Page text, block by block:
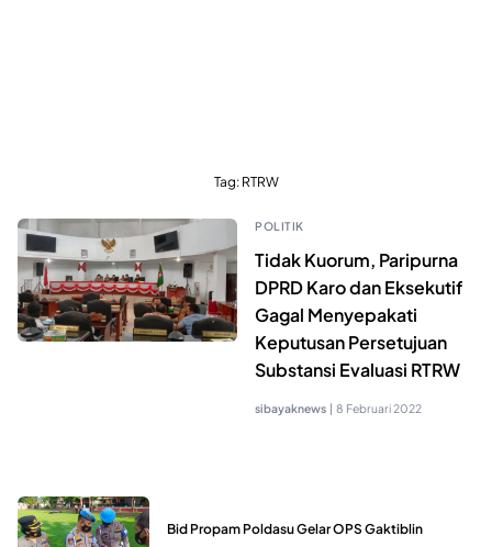
Tag: RTRW
POLITIK
Tidak Kuorum, Paripurna
DPRD Karo dan Eksekutif
Gagal Menyepakati
Keputusan Persetujuan
Substansi Evaluasi RTRW
sibayaknews | 8 Februari 2022
Bid Propam Poldasu Gelar OPS Gaktiblin